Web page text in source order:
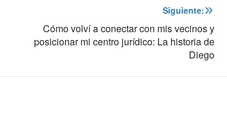
Siguiente:
Cómo volví a conectar con mis vecinos y
posicionar mi centro jurídico: La historia de
Diego